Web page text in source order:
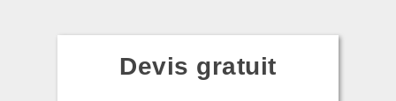
Devis gratuit